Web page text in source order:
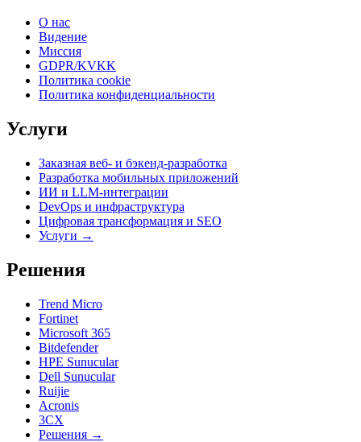
О нас
Видение
Миссия
GDPR/KVKK
Политика cookie
Политика конфиденциальности
Услуги
Заказная веб- и бэкенд-разработка
Разработка мобильных приложений
ИИ и LLM-интеграции
DevOps и инфраструктура
Цифровая трансформация и SEO
Услуги →
Решения
Trend Micro
Fortinet
Microsoft 365
Bitdefender
HPE Sunucular
Dell Sunucular
Ruijie
Acronis
3CX
Решения →